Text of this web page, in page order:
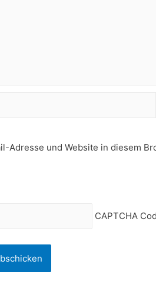
Adresse und Website in diesem
CAPTCHA